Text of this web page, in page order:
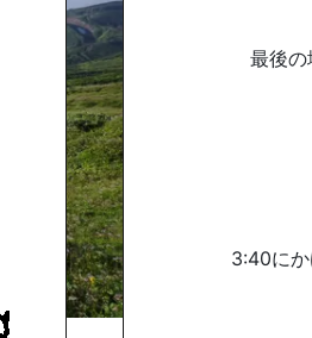
最後の
3:40にか